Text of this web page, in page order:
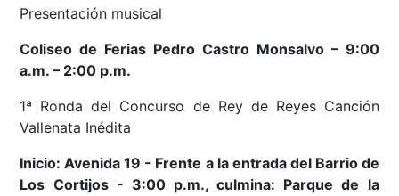
Presentación musical
Coliseo de Ferias Pedro Castro Monsalvo – 9:00
a.m. – 2:00 p.m.
1ª Ronda del Concurso de Rey de Reyes Canción
Vallenata Inédita
Inicio: Avenida 19 - Frente a la entrada del Barrio de
Los Cortijos - 3:00 p.m., culmina: Parque de la